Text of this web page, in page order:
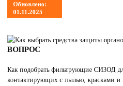
Обновлено:
01.11.2025
ВОПРОС
Как подобрать фильтрующие СИЗОД
контактирующих с пылью, красками и